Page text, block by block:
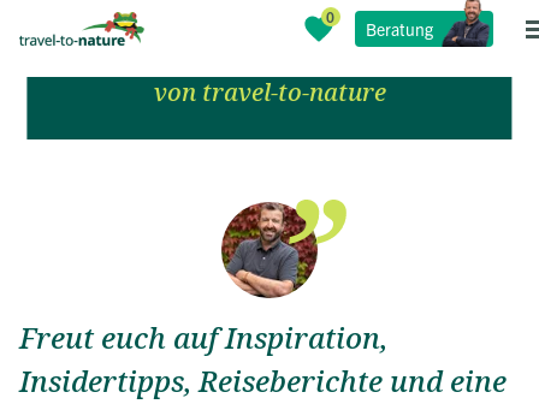
Beratung
Naturreisen & Artenschutz Blog
von travel-to-nature
Freut euch auf Inspiration,
Insidertipps, Reiseberichte und eine